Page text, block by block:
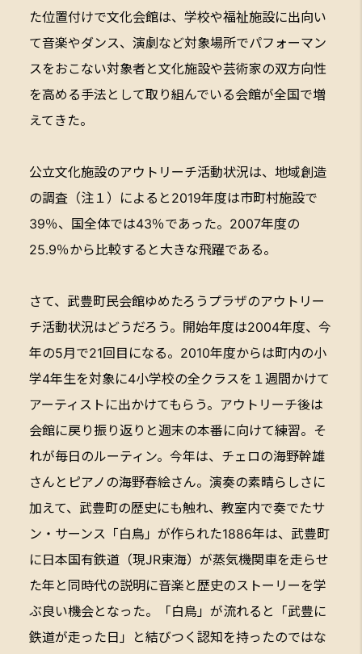
た位置付けで文化会館は、学校や福祉施設に出向い
て音楽やダンス、演劇など対象場所でパフォーマン
スをおこない対象者と文化施設や芸術家の双方向性
を高める手法として取り組んでいる会館が全国で増
えてきた。
公立文化施設のアウトリーチ活動状況は、地域創造
の調査（注１）によると2019年度は市町村施設で
39％、国全体では43％であった。2007年度の
25.9％から比較すると大きな飛躍である。
さて、武豊町民会館ゆめたろうプラザのアウトリー
チ活動状況はどうだろう。開始年度は2004年度、今
年の5月で21回目になる。2010年度からは町内の小
学4年生を対象に4小学校の全クラスを１週間かけて
アーティストに出かけてもらう。アウトリーチ後は
会館に戻り振り返りと週末の本番に向けて練習。そ
れが毎日のルーティン。今年は、チェロの海野幹雄
さんとピアノの海野春絵さん。演奏の素晴らしさに
加えて、武豊町の歴史にも触れ、教室内で奏でたサ
ン・サーンス「白鳥」が作られた1886年は、武豊町
に日本国有鉄道（現JR東海）が蒸気機関車を走らせ
た年と同時代の説明に音楽と歴史のストーリーを学
ぶ良い機会となった。「白鳥」が流れると「武豊に
鉄道が走った日」と結びつく認知を持ったのではな